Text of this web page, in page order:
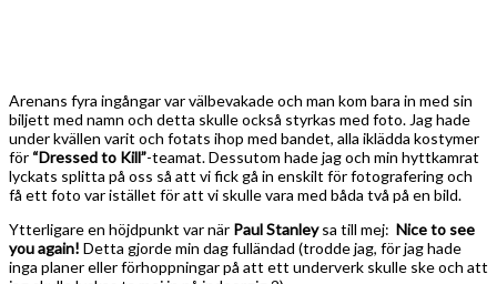
Arenans fyra ingångar var välbevakade och man kom bara in med sin
biljett med namn och detta skulle också styrkas med foto. Jag hade
under kvällen varit och fotats ihop med bandet, alla iklädda kostymer
för “Dressed to Kill”-teamat. Dessutom hade jag och min hyttkamrat
lyckats splitta på oss så att vi fick gå in enskilt för fotografering och
få ett foto var istället för att vi skulle vara med båda två på en bild.
Ytterligare en höjdpunkt var när Paul Stanleysa till mej: Niceto see
you again! Detta gjorde min dag fulländad (trodde jag, för jag hade
inga planer eller förhoppningar på att ett underverk skulle ske och att